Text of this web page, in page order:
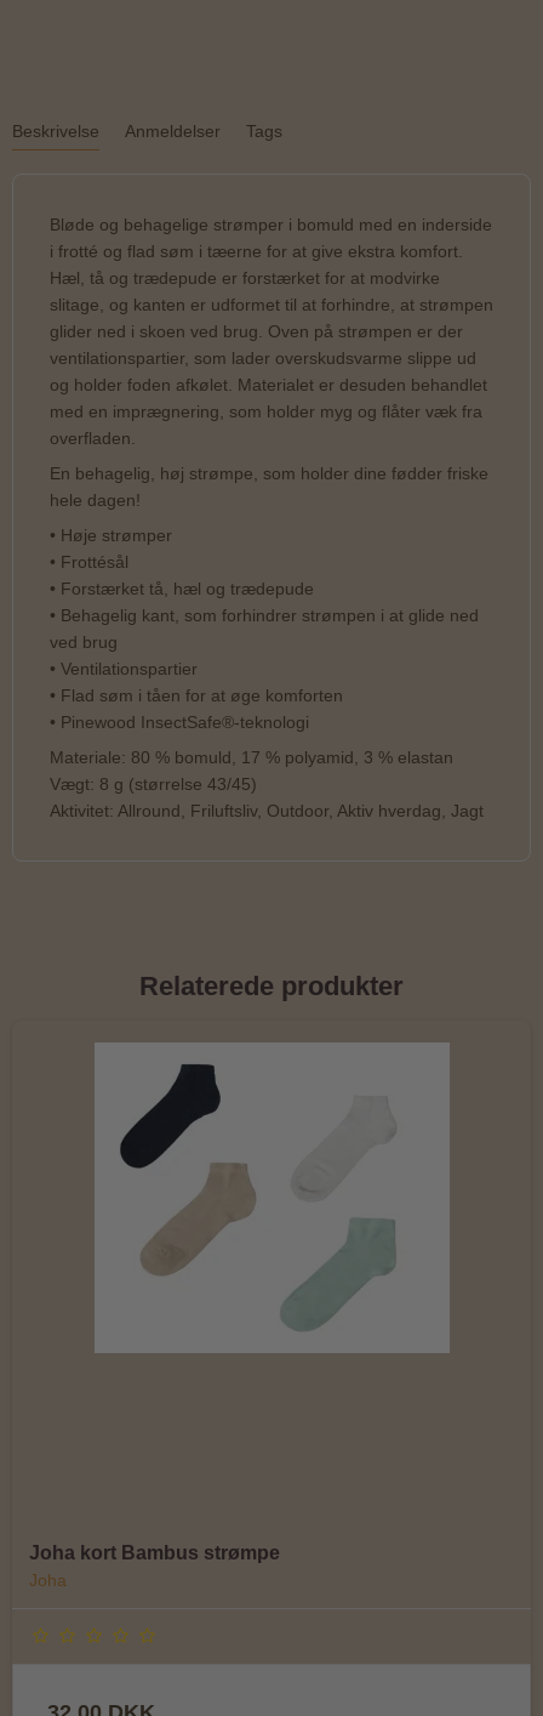
Beskrivelse Anmeldelser Tags
Bløde og behagelige strømper i bomuld med en inderside
i frotté og flad søm i tæerne for at give ekstra komfort.
Hæl, tå og trædepude er forstærket for at modvirke
slitage, og kanten er udformet til at forhindre, at strømpen
glider ned i skoen ved brug. Oven på strømpen er der
ventilationspartier, som lader overskudsvarme slippe ud
og holder foden afkølet. Materialet er desuden behandlet
med en imprægnering, som holder myg og flåter væk fra
overfladen.
En behagelig, høj strømpe, som holder dine fødder friske
hele dagen!
• Høje strømper
• Frottésål
• Forstærket tå, hæl og trædepude
• Behagelig kant, som forhindrer strømpen i at glide ned
ved brug
• Ventilationspartier
• Flad søm i tåen for at øge komforten
• Pinewood InsectSafe®-teknologi
Materiale: 80 % bomuld, 17 % polyamid, 3 % elastan
Vægt: 8 g (størrelse 43/45)
Aktivitet: Allround, Friluftsliv, Outdoor, Aktiv hverdag, Jagt
Relaterede produkter
Joha kort Bambus strømpe
Joha